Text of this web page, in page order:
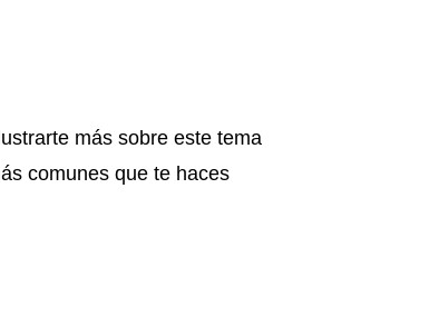
más sobre este tema
comunes que te haces